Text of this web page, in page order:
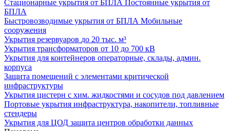
Стационарные укрытия от БПЛА Постоянные укрытия от
БПЛА
Быстровозводимые укрытия от БПЛА Мобильные
сооружения
Укрытия резервуаров до 20 тыс. м³
Укрытия трансформаторов от 10 до 700 кВ
Укрытия для контейнеров операторные, склады, админ.
корпуса
Защита помещений с элементами критической
инфраструктуры
Укрытия цистерн с хим. жидкостями и сосудов под давлением
Портовые укрытия инфраструктура, накопители, топливные
стендеры
Укрытия для ЦОД защита центров обработки данных